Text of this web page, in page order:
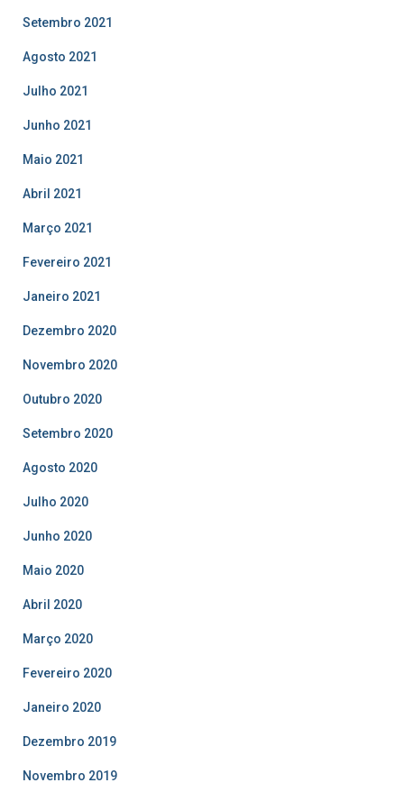
Setembro 2021
Agosto 2021
Julho 2021
Junho 2021
Maio 2021
Abril 2021
Março 2021
Fevereiro 2021
Janeiro 2021
Dezembro 2020
Novembro 2020
Outubro 2020
Setembro 2020
Agosto 2020
Julho 2020
Junho 2020
Maio 2020
Abril 2020
Março 2020
Fevereiro 2020
Janeiro 2020
Dezembro 2019
Novembro 2019